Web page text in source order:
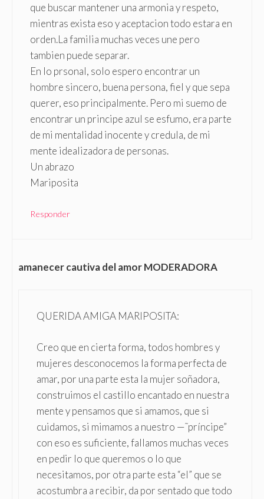
que buscar mantener una armonia y respeto,
mientras exista eso y aceptacion todo estara en
orden.La familia muchas veces une pero
tambien puede separar.
En lo prsonal, solo espero encontrar un
hombre sincero, buena persona, fiel y que sepa
querer, eso principalmente. Pero mi suemo de
encontrar un principe azul se esfumo, era parte
de mi mentalidad inocente y credula, de mi
mente idealizadora de personas.
Un abrazo
Mariposita
Responder
amanecer cautiva del amor MODERADORA
QUERIDA AMIGA MARIPOSITA:
Creo que en cierta forma, todos hombres y
mujeres desconocemos la forma perfecta de
amar, por una parte esta la mujer soñadora,
construimos el castillo encantado en nuestra
mente y pensamos que si amamos, que si
cuidamos, si mimamos a nuestro —˜príncipe”
con eso es suficiente, fallamos muchas veces
en pedir lo que queremos o lo que
necesitamos, por otra parte esta “el” que se
acostumbra a recibir, da por sentado que todo